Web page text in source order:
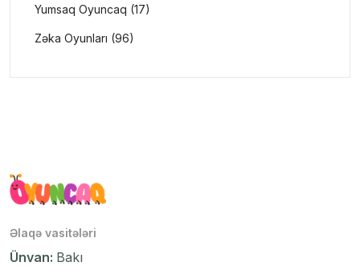
Yumsaq Oyuncaq (17)
Zəka Oyunları (96)
Əlaqə vasitələri
Ünvan: Bakı